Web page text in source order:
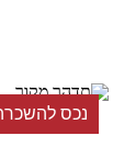
נכס